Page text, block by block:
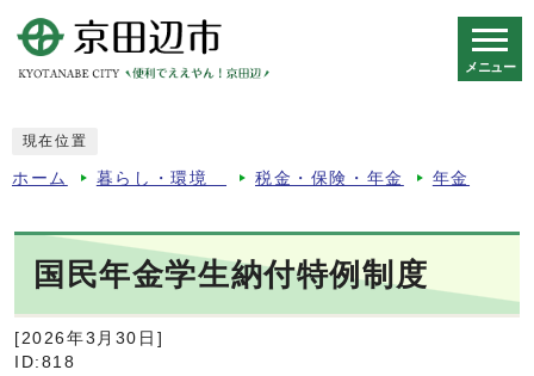
メニュー
現在位置
ホーム 暮らし・環境 税金・保険・年金 年金
国民年金学生納付特例制度
[2026年3月30日]
ID:818